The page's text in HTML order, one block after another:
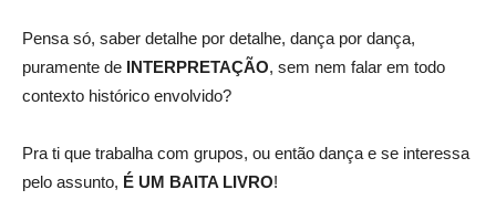
Pensa só, saber detalhe por detalhe, dança por dança,
puramente de INTERPRETAÇÃO, sem nem falar em todo
contexto histórico envolvido?
Pra ti que trabalha com grupos, ou então dança e se interessa
pelo assunto, É UM BAITA LIVRO!